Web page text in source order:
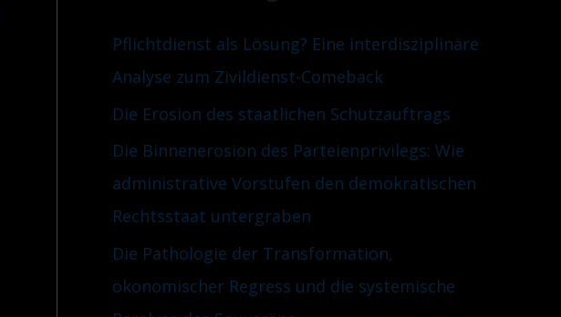
a
c
h
:
Pflichtdienst als Lösung? Eine interdisziplinäre
Analyse zum Zivildienst-Comeback
Die Erosion des staatlichen Schutzauftrags
Die Binnenerosion des Parteienprivilegs: Wie
administrative Vorstufen den demokratischen
Rechtsstaat untergraben
Die Pathologie der Transformation,
ökonomischer Regress und die systemische
i
e
n